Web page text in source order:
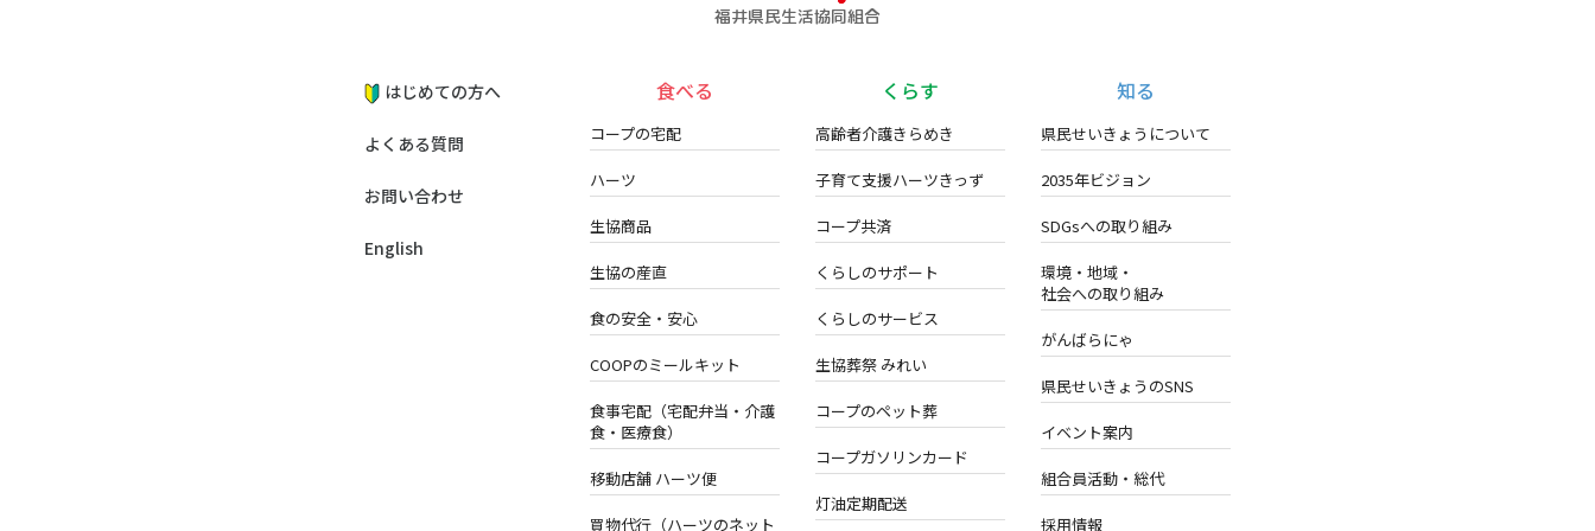
福井県民生活協同組合
食べる
コープの宅配
ハーツ
生協商品
生協の産直
食の安全・安心
COOPのミールキット
食事宅配（宅配弁当・介護
食・医療食）
移動店舗 ハーツ便
買物代行（ハーツのネット
くらす
高齢者介護きらめき
子育て支援ハーツきっず
コープ共済
くらしのサポート
くらしのサービス
生協葬祭 みれい
コープのペット葬
コープガソリンカード
灯油定期配送
知る
県民せいきょうについて
2035年ビジョン
SDGsへの取り組み
環境・地域・
社会への取り組み
がんばらにゃ
県民せいきょうのSNS
イベント案内
組合員活動・総代
採用情報
はじめての方へ
よくある質問
お問い合わせ
English